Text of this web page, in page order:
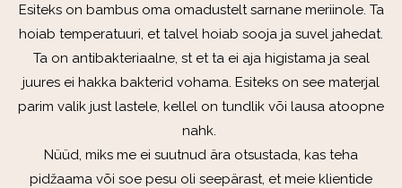
Esiteks on bambus oma omadustelt sarnane meriinole. Ta
hoiab temperatuuri, et talvel hoiab sooja ja suvel jahedat.
Ta on antibakteriaalne, st et ta ei aja higistama ja seal
juures ei hakka bakterid vohama. Esiteks on see materjal
parim valik just lastele, kellel on tundlik või lausa atoopne
nahk.
Nüüd, miks me ei suutnud ära otsustada, kas teha
pidžaama või soe pesu oli seepärast, et meie klientide